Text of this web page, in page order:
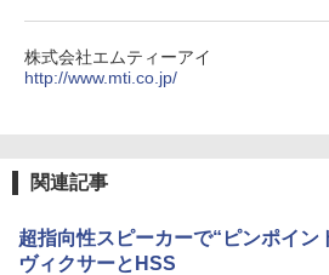
株式会社エムティーアイ
http://www.mti.co.jp/
関連記事
超指向性スピーカーで“ピンポイン
ヴィクサーとHSS